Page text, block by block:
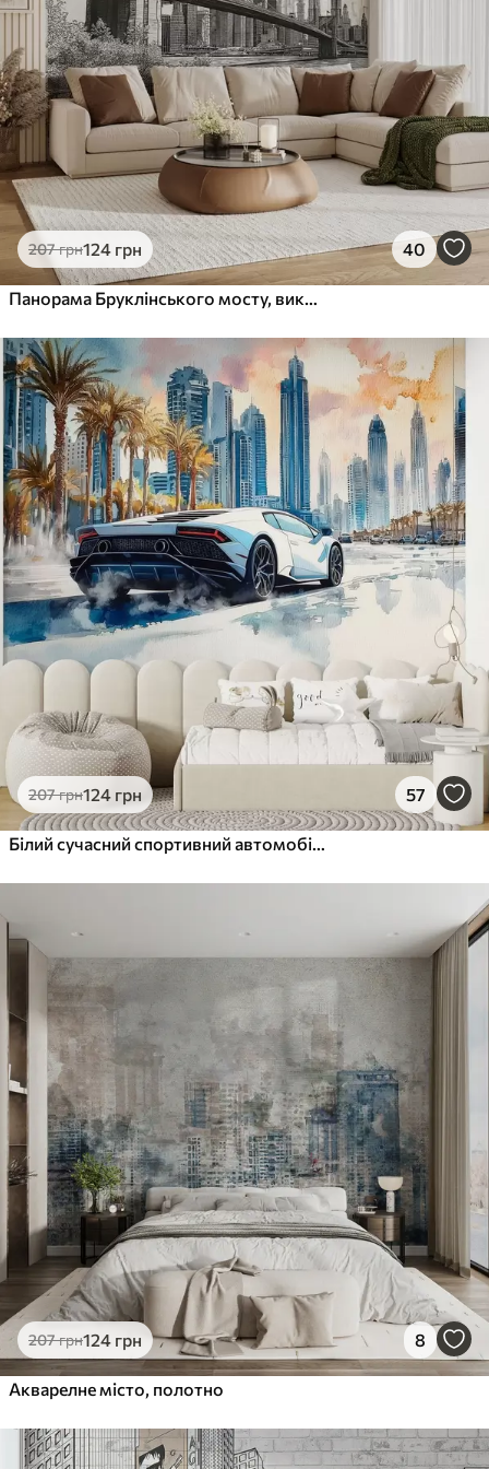
Преміум Вініл
1216730грн/м²
Peel and Stick
1458 875грн/м²
207грн124 грн 40
207грн124 грн 57
207грн124 грн 8
Акварелне місто, полотно